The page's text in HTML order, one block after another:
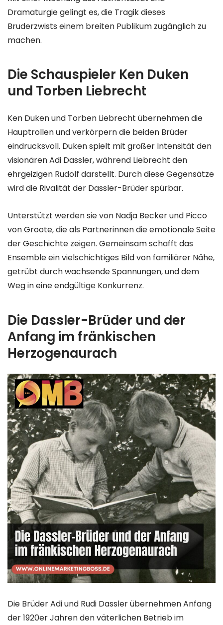
Dramaturgie gelingt es, die Tragik dieses
Bruderzwists einem breiten Publikum zugänglich zu
machen.
Die Schauspieler Ken Duken
und Torben Liebrecht
Ken Duken und Torben Liebrecht übernehmen die
Hauptrollen und verkörpern die beiden Brüder
eindrucksvoll. Duken spielt mit großer Intensität den
visionären Adi Dassler, während Liebrecht den
ehrgeizigen Rudolf darstellt. Durch diese Gegensätze
wird die Rivalität der Dassler-Brüder spürbar.
Unterstützt werden sie von Nadja Becker und Picco
von Groote, die als Partnerinnen die emotionale Seite
der Geschichte zeigen. Gemeinsam schafft das
Ensemble ein vielschichtiges Bild von familiärer Nähe,
getrübt durch wachsende Spannungen, und dem
Weg in eine endgültige Konkurrenz.
Die Dassler-Brüder und der
Anfang im fränkischen
Herzogenaurach
Die Brüder Adi und Rudi Dassler übernehmen Anfang
der 1920er Jahren den väterlichen Betrieb im